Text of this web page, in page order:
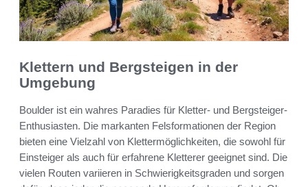
Klettern und Bergsteigen in der
Umgebung
Boulder ist ein wahres Paradies für Kletter- und Bergsteiger-
Enthusiasten. Die markanten Felsformationen der Region
bieten eine Vielzahl von Klettermöglichkeiten, die sowohl für
Einsteiger als auch für erfahrene Kletterer geeignet sind. Die
vielen Routen variieren in Schwierigkeitsgraden und sorgen